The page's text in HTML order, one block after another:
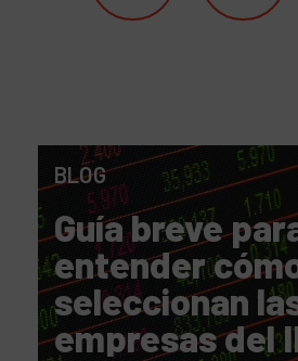
BLOG
Guía breve
entender
seleccionan
empresas del